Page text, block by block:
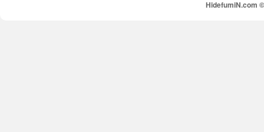
HidefumiN.com